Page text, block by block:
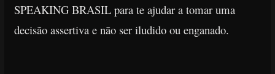
SPEAKING BRASIL para te ajudar a tomar uma
decisão assertiva e não ser iludido ou enganado.